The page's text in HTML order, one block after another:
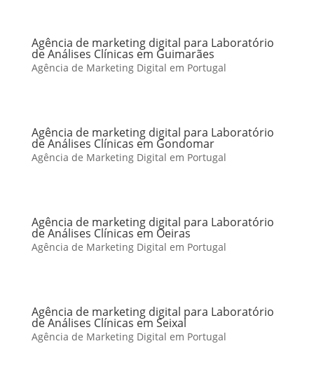
Agência de marketing digital para Laboratório
de Análises Clínicas em Guimarães
Agência de Marketing Digital em Portugal
Agência de marketing digital para Laboratório
de Análises Clínicas em Gondomar
Agência de Marketing Digital em Portugal
Agência de marketing digital para Laboratório
de Análises Clínicas em Oeiras
Agência de Marketing Digital em Portugal
Agência de marketing digital para Laboratório
de Análises Clínicas em Seixal
Agência de Marketing Digital em Portugal